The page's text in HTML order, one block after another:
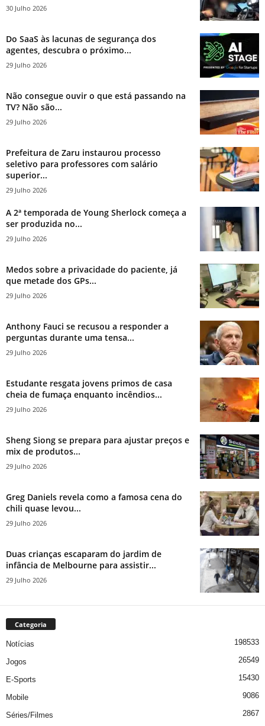
30 Julho 2026
Do SaaS às lacunas de segurança dos
agentes, descubra o próximo...
29 Julho 2026
Não consegue ouvir o que está passando na
TV? Não são...
29 Julho 2026
Prefeitura de Zaru instaurou processo
seletivo para professores com salário
superior...
29 Julho 2026
A 2ª temporada de Young Sherlock começa a
ser produzida no...
29 Julho 2026
Medos sobre a privacidade do paciente, já
que metade dos GPs...
29 Julho 2026
Anthony Fauci se recusou a responder a
perguntas durante uma tensa...
29 Julho 2026
Estudante resgata jovens primos de casa
cheia de fumaça enquanto incêndios...
29 Julho 2026
Sheng Siong se prepara para ajustar preços e
mix de produtos...
29 Julho 2026
Greg Daniels revela como a famosa cena do
chili quase levou...
29 Julho 2026
Duas crianças escaparam do jardim de
infância de Melbourne para assistir...
29 Julho 2026
Categoria
Notícias 198533
Jogos 26549
E-Sports 15430
Mobile 9086
Séries/Filmes 2867